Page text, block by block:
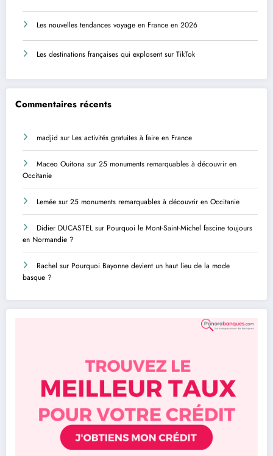
Les nouvelles tendances voyage en France en 2026
Les destinations françaises qui explosent sur TikTok
Commentaires récents
madjid sur Les activités gratuites à faire en France
Maceo Ouitona sur 25 monuments remarquables à découvrir en
Occitanie
Lemée sur 25 monuments remarquables à découvrir en Occitanie
Didier DUCASTELsur Pourquoi le Mont-Saint-Michel fascine toujours
en Normandie ?
Rachel sur Pourquoi Bayonne devient un haut lieu de la mode
basque ?